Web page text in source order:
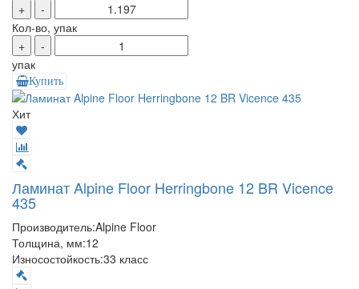
+
-
Кол-во, упак
+
-
упак
Купить
Хит
Ламинат Alpine Floor Herringbone 12 BR Vicence
435
Производитель:Alpine Floor
Толщина, мм:12
Износостойкость:33 класс